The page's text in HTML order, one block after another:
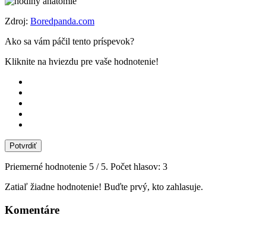
Zdroj: Boredpanda.com
Ako sa vám páčil tento príspevok?
Kliknite na hviezdu pre vaše hodnotenie!
Potvrdiť
Priemerné hodnotenie 5 / 5. Počet hlasov: 3
Zatiaľ žiadne hodnotenie! Buďte prvý, kto zahlasuje.
Komentáre